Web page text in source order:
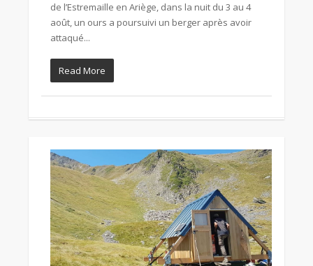
de l’Estremaille en Ariège, dans la nuit du 3 au 4
août, un ours a poursuivi un berger après avoir
attaqué...
Read More